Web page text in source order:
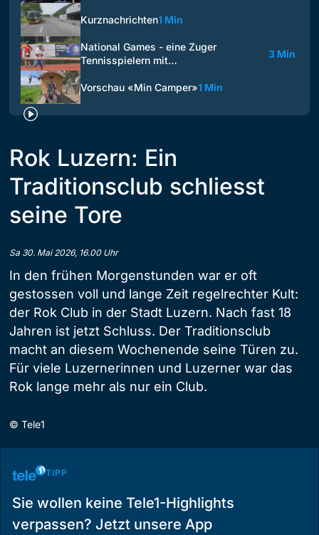
Kurznachrichten1 Min
National Games - eine Zuger
Tennisspielern mit…
3 Min
Vorschau «Min Camper»1 Min
Rok Luzern: Ein
Traditionsclub schliesst
seine Tore
Sa 30. Mai 2026, 16.00 Uhr
In den frühen Morgenstunden war er oft
gestossen voll und lange Zeit regelrechter Kult:
der Rok Club in der Stadt Luzern. Nach fast 18
Jahren ist jetzt Schluss. Der Traditionsclub
macht an diesem Wochenende seine Türen zu.
Für viele Luzernerinnen und Luzerner war das
Rok lange mehr als nur ein Club.
© Tele1
TIPP
Sie wollen keine Tele1-Highlights
verpassen? Jetzt unsere App